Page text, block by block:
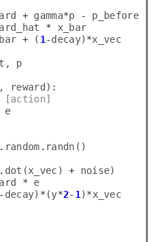
+ gamma*p -
p_before
* x_bar
+ ( 1 -decay)*x_vec
p
reward):
[action]
e
. random . randn()
dot(x_vec) + noise)
* e
- decay) * (y*2- 1 )*x_vec